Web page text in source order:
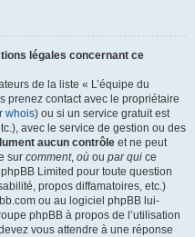
légales concernant ce
de la liste « L’équipe du
prenez contact avec le propriétaire
whois) ou si un service gratuit est
avec le service de gestion ou des
aucun contrôle et ne peut
sur comment, où ou par qui ce
Limited pour toute question
propos diffamatoires, etc.)
ou au logiciel phpBB lui-
phpBB à propos de l’utilisation
vous attendre à une réponse